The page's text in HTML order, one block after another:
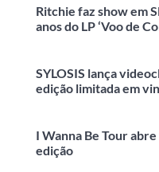
Ritchie faz show em
anos do LP ‘Voo de
SYLOSIS lança
edição limitada em
I Wanna Be Tour
edição